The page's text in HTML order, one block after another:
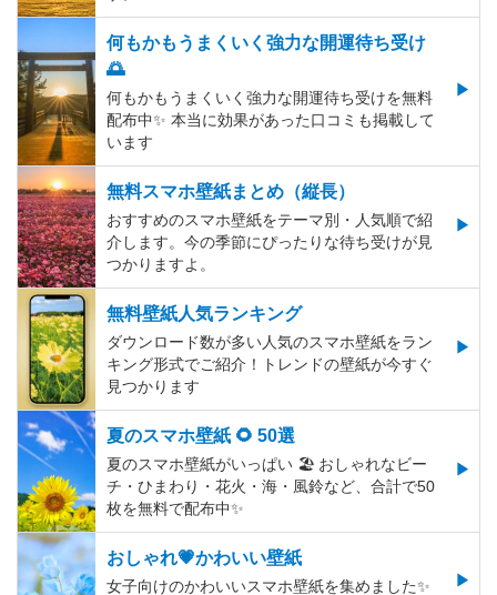
何もかもうまくいく強力な開運待ち受け
🌅
何もかもうまくいく強力な開運待ち受けを無料
配布中✨️ 本当に効果があった口コミも掲載して
います
無料スマホ壁紙まとめ（縦長）
おすすめのスマホ壁紙をテーマ別・人気順で紹
介します。今の季節にぴったりな待ち受けが見
つかりますよ。
無料壁紙人気ランキング
ダウンロード数が多い人気のスマホ壁紙をラン
キング形式でご紹介！トレンドの壁紙が今すぐ
見つかります
夏のスマホ壁紙 🌻 50選
夏のスマホ壁紙がいっぱい 🏖 おしゃれなビー
チ・ひまわり・花火・海・風鈴など、合計で50
枚を無料で配布中✨
おしゃれ💗かわいい壁紙
女子向けのかわいいスマホ壁紙を集めました✨